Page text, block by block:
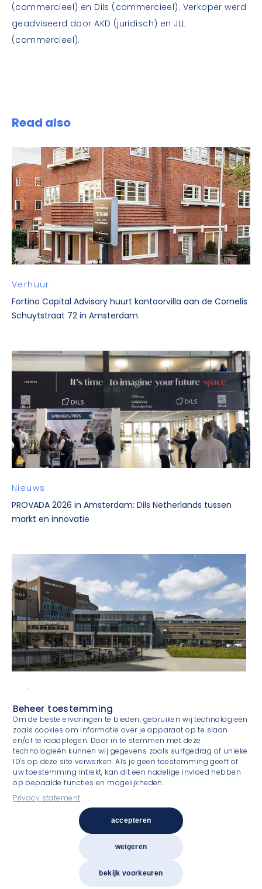
Beheer toestemming
Om de beste ervaringen te bieden, gebruiken wij technologieën
zoals cookies om informatie over je apparaat op te slaan
en/of te raadplegen. Door in te stemmen met deze
technologieën kunnen wij gegevens zoals surfgedrag of unieke
ID's op deze site verwerken. Als je geen toestemming geeft of
uw toestemming intrekt, kan dit een nadelige invloed hebben
op bepaalde functies en mogelijkheden.
Privacy statement
accepteren
weigeren
bekijk voorkeuren
(commercieel) en Dils (commercieel). Verkoper werd
geadviseerd door AKD (juridisch) en JLL
(commercieel).
Read also
Verhuur
Fortino Capital Advisory huurt kantoorvilla aan de Cornelis
Schuytstraat 72 in Amsterdam
Nieuws
PROVADA 2026 in Amsterdam: Dils Netherlands tussen
markt en innovatie
Verhuur
Constant IT blijft in de Kauwgomballenfabriek
Experienced & committed
Van Gool Elburg Vastgoedspecialisten
Privacy statement
Algemene voorwaarden
Design by LEFHEBBERS